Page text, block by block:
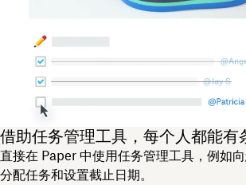
借助任务管理工具，每个人都能有
直接在 Paper 中使用任务管理工具，例如
分配任务和设置截止日期。